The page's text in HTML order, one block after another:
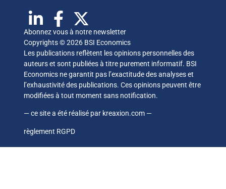
Abonnez vous à notre newsletter
Copyrights © 2026 BSI Economics
Les publications reflètent les opinions personnelles des
auteurs et sont publiées à titre purement informatif. BSI
Economics ne garantit pas l’exactitude des analyses et
l’exhaustivité des publications. Ces opinions peuvent être
modifiées à tout moment sans notification.
— ce site a été réalisé par kreaxion.com —
règlement RGPD